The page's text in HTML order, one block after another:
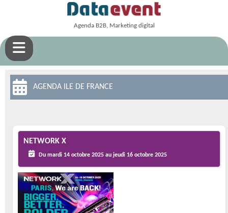
Agenda B2B, Marketing digital
AGENDA ILE DE FRANCE
NETWORK X
Du mardi 14 octobre 2025 au jeudi 16 octobre 2025